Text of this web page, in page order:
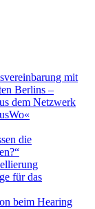
mit
Berlins –
dem Netzwerk
die
für das
beim Hearing